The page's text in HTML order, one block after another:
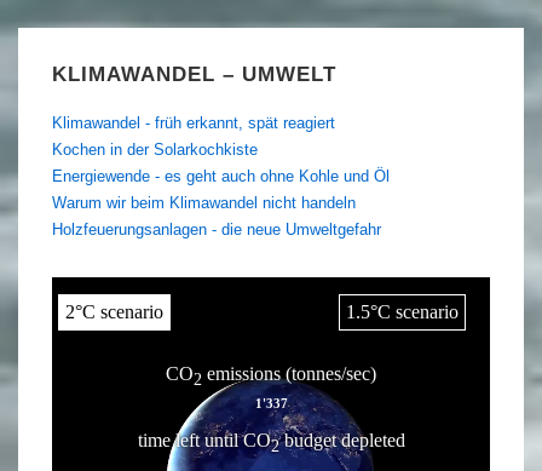
KLIMAWANDEL – UMWELT
Klimawandel - früh erkannt, spät reagiert
Kochen in der Solarkochkiste
Energiewende - es geht auch ohne Kohle und Öl
Warum wir beim Klimawandel nicht handeln
Holzfeuerungsanlagen - die neue Umweltgefahr